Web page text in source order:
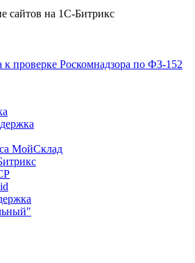
сайтов на 1С-Битрикс
к проверке Роскомнадзора по ФЗ-152
МойСклад